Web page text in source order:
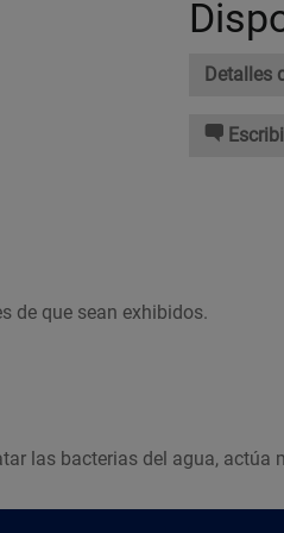
Detalles
de que sean exhibidos.
las bacterias del agua,